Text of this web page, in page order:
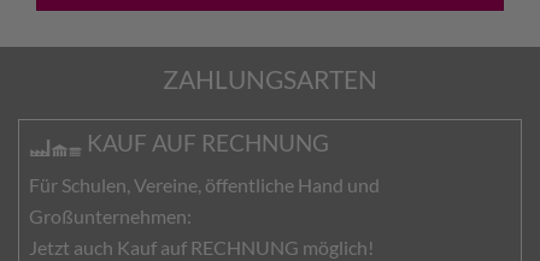
ZAHLUNGSARTEN
KAUF AUF RECHNUNG
Für Schulen, Vereine, öffentliche Hand und
Großunternehmen:
Jetzt auch Kauf auf RECHNUNG möglich!